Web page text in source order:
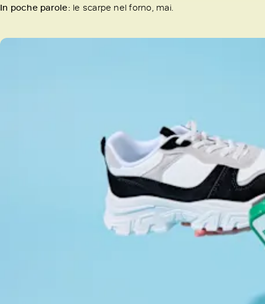
In poche parole: le scarpe nel forno, mai.